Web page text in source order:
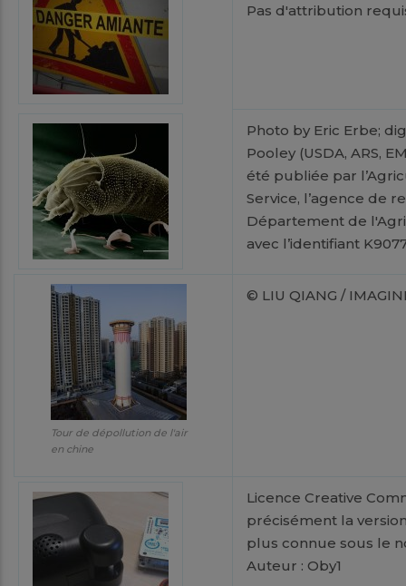
Pas d'attribution
Photo by Eric Erbe;
Pooley (USDA, ARS,
été publiée par
Service, l’agence de
Département de
avec l’identifiant
Tour de dépollution de l'air
en chine
© LIU QIANG /
Licence Creative
précisément la
plus connue sous le
Auteur : Oby1